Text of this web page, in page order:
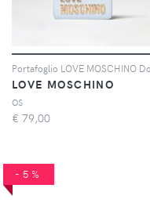
LOVE MOSCHINO
OS
€ 79,00
-5%